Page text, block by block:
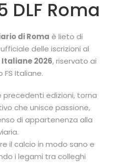
DLF Roma
di Roma è lieto di
delle iscrizioni al
Italiane 2026, riservato ai
Italiane.
precedenti edizioni, torna
che unisce passione,
di appartenenza alla
il calcio in modo sano e
i legami tra colleghi